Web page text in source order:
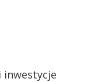
inwestycje